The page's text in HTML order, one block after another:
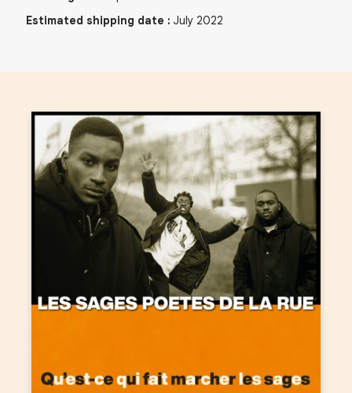
Estimated shipping date : July 2022